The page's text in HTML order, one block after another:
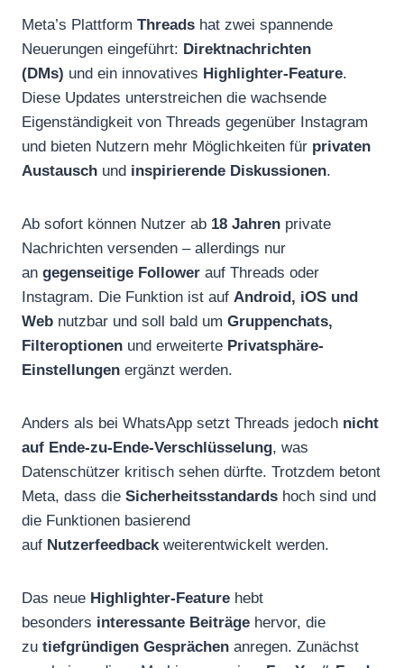
Meta’s Plattform Threads hat zwei spannende
Neuerungen eingeführt: Direktnachrichten
(DMs) und ein innovatives Highlighter-Feature.
Diese Updates unterstreichen die wachsende
Eigenständigkeit von Threads gegenüber Instagram
und bieten Nutzern mehr Möglichkeiten für privaten
Austausch und inspirierende Diskussionen.
Ab sofort können Nutzer ab 18 Jahren private
Nachrichten versenden – allerdings nur
an gegenseitige Follower auf Threads oder
Instagram. Die Funktion ist auf Android, iOS und
Web nutzbar und soll bald um Gruppenchats,
Filteroptionen und erweiterte Privatsphäre-
Einstellungen ergänzt werden.
Anders als bei WhatsApp setzt Threads jedoch nicht
auf Ende-zu-Ende-Verschlüsselung, was
Datenschützer kritisch sehen dürfte. Trotzdem betont
Meta, dass die Sicherheitsstandards hoch sind und
die Funktionen basierend
auf Nutzerfeedbackweiterentwickelt werden.
Das neue Highlighter-Feature hebt
besonders interessante Beiträge hervor, die
zu tiefgründigen Gesprächen anregen. Zunächst